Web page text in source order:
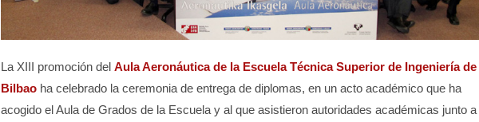
La XIII promoción del Aula Aeronáutica de la Escuela Técnica Superior de Ingeniería de
Bilbao ha celebrado la ceremonia de entrega de diplomas, en un acto académico que ha
acogido el Aula de Grados de la Escuela y al que asistieron autoridades académicas junto a